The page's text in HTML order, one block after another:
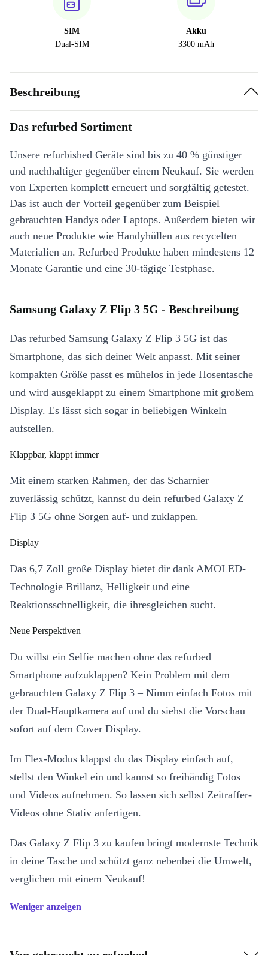
SIM
Dual-SIM
Akku
3300 mAh
Beschreibung
Das refurbed Sortiment
Unsere refurbished Geräte sind bis zu 40 % günstiger
und nachhaltiger gegenüber einem Neukauf. Sie werden
von Experten komplett erneuert und sorgfältig getestet.
Das ist auch der Vorteil gegenüber zum Beispiel
gebrauchten Handys oder Laptops. Außerdem bieten wir
auch neue Produkte wie Handyhüllen aus recycelten
Materialien an. Refurbed Produkte haben mindestens 12
Monate Garantie und eine 30-tägige Testphase.
Samsung Galaxy Z Flip 3 5G - Beschreibung
Das refurbed Samsung Galaxy Z Flip 3 5G ist das
Smartphone, das sich deiner Welt anpasst. Mit seiner
kompakten Größe passt es mühelos in jede Hosentasche
und wird ausgeklappt zu einem Smartphone mit großem
Display. Es lässt sich sogar in beliebigen Winkeln
aufstellen.
Klappbar, klappt immer
Mit einem starken Rahmen, der das Scharnier
zuverlässig schützt, kannst du dein refurbed Galaxy Z
Flip 3 5G ohne Sorgen auf- und zuklappen.
Display
Das 6,7 Zoll große Display bietet dir dank AMOLED-
Technologie Brillanz, Helligkeit und eine
Reaktionsschnelligkeit, die ihresgleichen sucht.
Neue Perspektiven
Du willst ein Selfie machen ohne das refurbed
Smartphone aufzuklappen? Kein Problem mit dem
gebrauchten Galaxy Z Flip 3 – Nimm einfach Fotos mit
der Dual-Hauptkamera auf und du siehst die Vorschau
sofort auf dem Cover Display.
Im Flex-Modus klappst du das Display einfach auf,
stellst den Winkel ein und kannst so freihändig Fotos
und Videos aufnehmen. So lassen sich selbst Zeitraffer-
Videos ohne Stativ anfertigen.
Das Galaxy Z Flip 3 zu kaufen bringt modernste Technik
in deine Tasche und schützt ganz nebenbei die Umwelt,
verglichen mit einem Neukauf!
Weniger anzeigen